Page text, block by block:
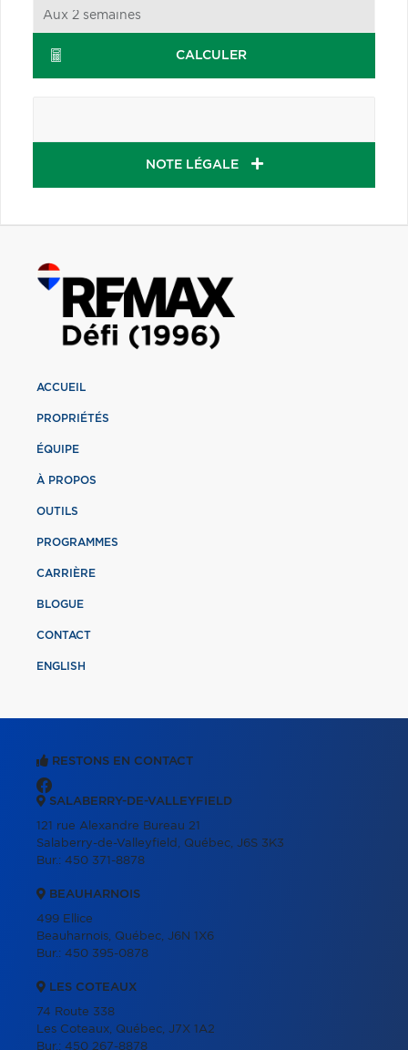
CALCULER
NOTE LÉGALE
ACCUEIL
PROPRIÉTÉS
ÉQUIPE
À PROPOS
OUTILS
PROGRAMMES
CARRIÈRE
BLOGUE
CONTACT
ENGLISH
RESTONS EN CONTACT
SALABERRY-DE-VALLEYFIELD
121 rue Alexandre Bureau 21
Salaberry-de-Valleyfield, Québec, J6S 3K3
Bur.: 450 371-8878
BEAUHARNOIS
499 Ellice
Beauharnois, Québec, J6N 1X6
Bur.: 450 395-0878
LES COTEAUX
74 Route 338
Les Coteaux, Québec, J7X 1A2
Bur.: 450 267-8878